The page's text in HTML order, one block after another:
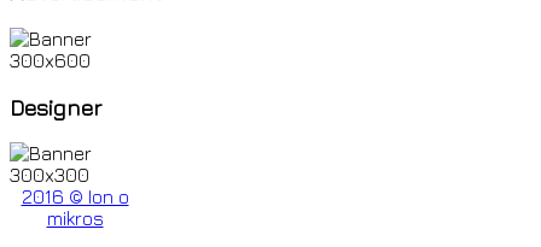
Designer
2016 © Ion o
mikros